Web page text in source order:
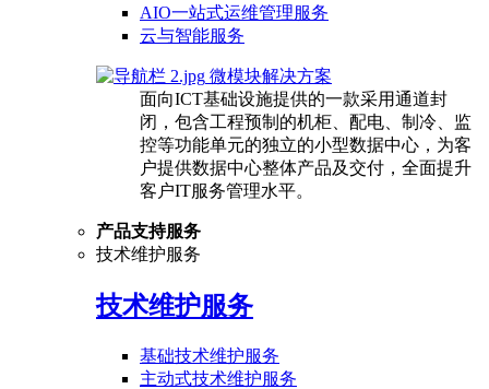
AIO一站式运维管理服务
云与智能服务
微模块解决方案
面向ICT基础设施提供的一款采用通道封
闭，包含工程预制的机柜、配电、制冷、监
控等功能单元的独立的小型数据中心，为客
户提供数据中心整体产品及交付，全面提升
客户IT服务管理水平。
产品支持服务
技术维护服务
技术维护服务
基础技术维护服务
主动式技术维护服务